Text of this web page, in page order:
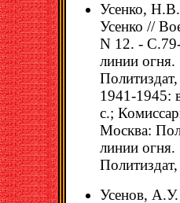
Усенко,
Усенко //
N 12. -
линии
1941-1945:
с.;
Москва:
линии
Усенов,